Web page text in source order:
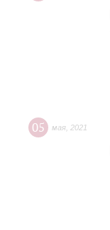
05 мая 2021